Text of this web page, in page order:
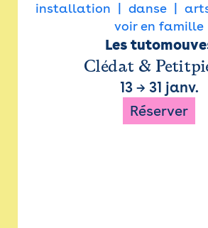
installation danse
voir en famille
Les
Clédat &
13→ 31 janv.
Réserver